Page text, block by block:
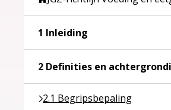
1 Inleiding
2 Definities en
2.1 Begripsbepaling
Ga naar pagina over 2.1